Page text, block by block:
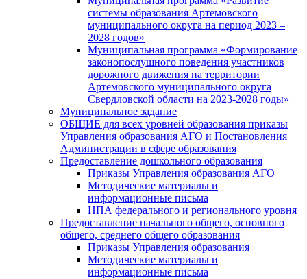
системы образования Артемовского
муниципального округа на период 2023 –
2028 годов»
Муниципальная программа «Формирование
законопослушного поведения участников
дорожного движения на территории
Артемовского муниципального округа
Свердловской области на 2023-2028 годы»
Муниципальное задание
ОБЩИЕ для всех уровней образования приказы
Управления образования АГО и Постановления
Администрации в сфере образования
Предоставление дошкольного образования
Приказы Управления образования АГО
Методические материалы и
информационные письма
НПА федерального и регионального уровня
Предоставление начального общего, основного
общего, среднего общего образования
Приказы Управления образования
Методические материалы и
информационные письма